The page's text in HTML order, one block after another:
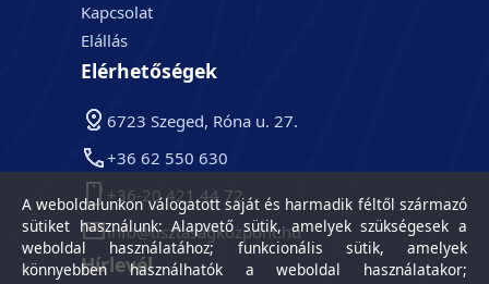
Kapcsolat
Elállás
Elérhetőségek
6723 Szeged, Róna u. 27.
+36 62 550 630
+36-20 421 44 72
info@tisztasagkozpont.hu
Hírlevél
A weboldalunkon válogatott saját és harmadik féltől származó
sütiket használunk: Alapvető sütik, amelyek szükségesek a
weboldal használatához; funkcionális sütik, amelyek
könnyebben használhatók a weboldal használatakor;